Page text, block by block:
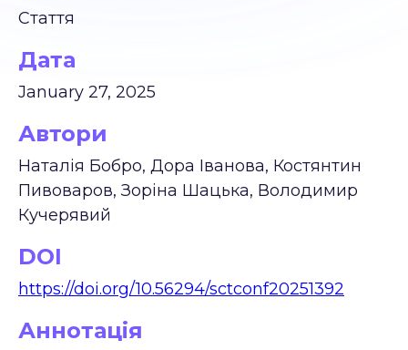
Стаття
Дата
January 27, 2025
Автори
Наталія Бобро, Дора Іванова, Костянтин
Пивоваров, Зоріна Шацька, Володимир
Кучерявий
DOI
https://doi.org/10.56294/sctconf20251392
Аннотація